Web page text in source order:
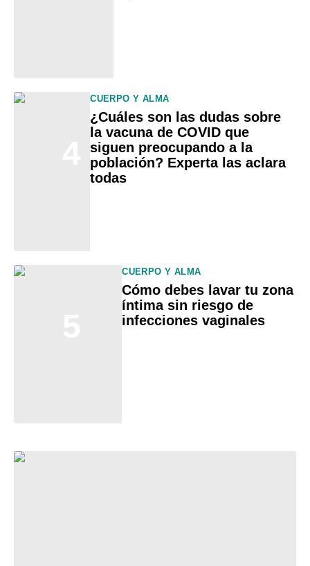
CUERPO Y ALMA
¿Cuáles son las dudas sobre
la vacuna de COVID que
siguen preocupando a la
población? Experta las aclara
todas
CUERPO Y ALMA
Cómo debes lavar tu zona
íntima sin riesgo de
infecciones vaginales